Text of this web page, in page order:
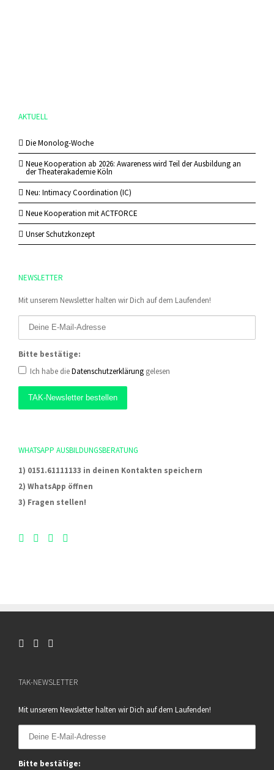
AKTUELL
Die Monolog-Woche
Neue Kooperation ab 2026: Awareness wird Teil der Ausbildung an
der Theaterakademie Köln
Neu: Intimacy Coordination (IC)
Neue Kooperation mit ACTFORCE
Unser Schutzkonzept
NEWSLETTER
Mit unserem Newsletter halten wir Dich auf dem Laufenden!
Bitte bestätige:
Ich habe dieDatenschutzerklärung gelesen
WHATSAPP AUSBILDUNGSBERATUNG
1) 0151.61111133 in deinen Kontakten speichern
2) WhatsApp öffnen
3) Fragen stellen!
TAK-NEWSLETTER
Mit unserem Newsletter halten wir Dich auf dem Laufenden!
Bitte bestätige: